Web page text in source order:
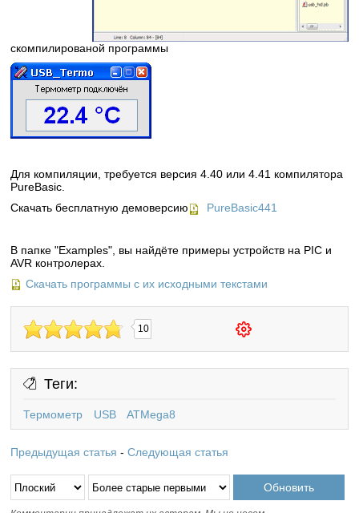
скомпилированой программы
Для компиляции, требуется версия 4.40 или 4.41 компилятора
PureBasic.
Скачать бесплатную демоверсию
PureBasic441
В папке "Examples", вы найдёте примеры устройств на PIC и
AVR контролерах.
Скачать программы с их исходными текстами
10
Теги:
Термометр USB ATMega8
Предыдущая статья -Следующая статья